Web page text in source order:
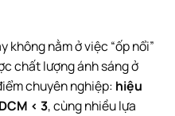
không nằm ở việc “ốp nổi”
chất lượng ánh sáng ở
chuyên nghiệp: hiệu
< 3, cùng nhiều lựa